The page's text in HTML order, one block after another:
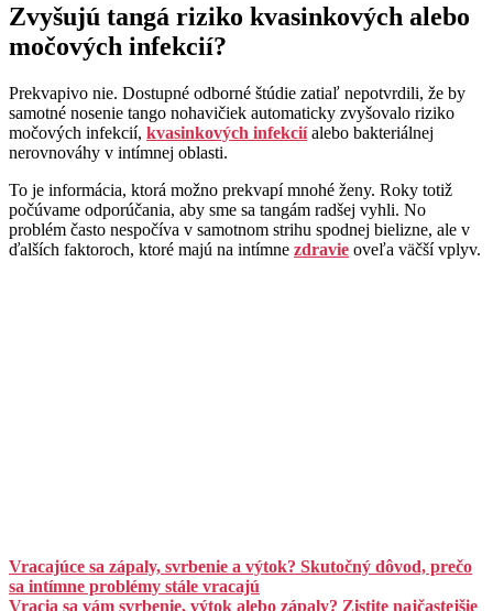
Zvyšujú tangá riziko kvasinkových alebo
močových infekcií?
Prekvapivo nie. Dostupné odborné štúdie zatiaľ nepotvrdili, že by
samotné nosenie tango nohavičiek automaticky zvyšovalo riziko
močových infekcií, kvasinkových infekciíalebo bakteriálnej
nerovnováhy v intímnej oblasti.
To je informácia, ktorá možno prekvapí mnohé ženy. Roky totiž
počúvame odporúčania, aby sme sa tangám radšej vyhli. No
problém často nespočíva v samotnom strihu spodnej bielizne, ale v
ďalších faktoroch, ktoré majú na intímne zdravie oveľa väčší vplyv.
Vracajúce sa zápaly, svrbenie a výtok? Skutočný dôvod, prečo
sa intímne problémy stále vracajú
Vracia sa vám svrbenie, výtok alebo zápaly? Zistite najčastejšie